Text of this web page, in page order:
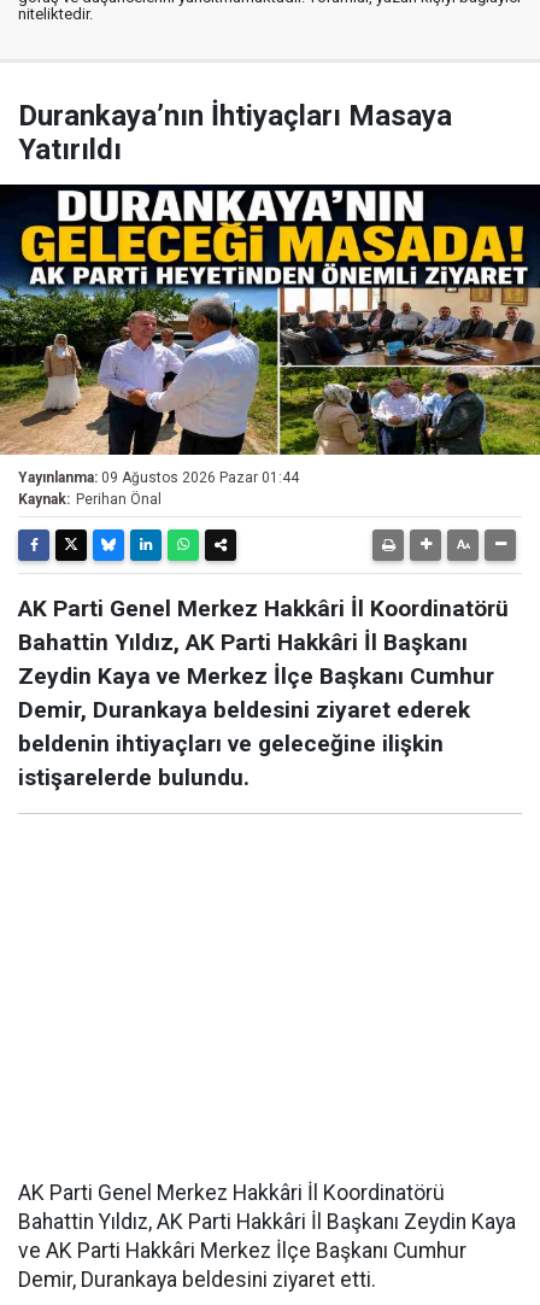
niteliktedir.
Durankaya’nın İhtiyaçları Masaya
Yatırıldı
Yayınlanma: 09 Ağustos 2026 Pazar 01:44
Kaynak: Perihan Önal
AK Parti Genel Merkez Hakkâri İl Koordinatörü
Bahattin Yıldız, AK Parti Hakkâri İl Başkanı
Zeydin Kaya ve Merkez İlçe Başkanı Cumhur
Demir, Durankaya beldesini ziyaret ederek
beldenin ihtiyaçları ve geleceğine ilişkin
istişarelerde bulundu.
AK Parti Genel Merkez Hakkâri İl Koordinatörü
Bahattin Yıldız, AK Parti Hakkâri İl Başkanı Zeydin Kaya
ve AK Parti Hakkâri Merkez İlçe Başkanı Cumhur
Demir, Durankaya beldesini ziyaret etti.